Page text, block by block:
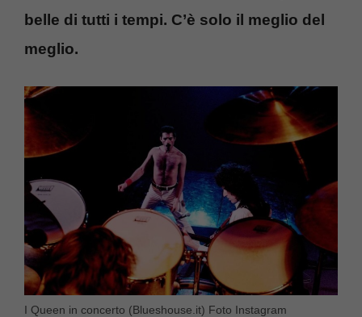
belle di tutti i tempi. C’è solo il meglio del
meglio.
I Queen in concerto (Blueshouse.it) Foto Instagram